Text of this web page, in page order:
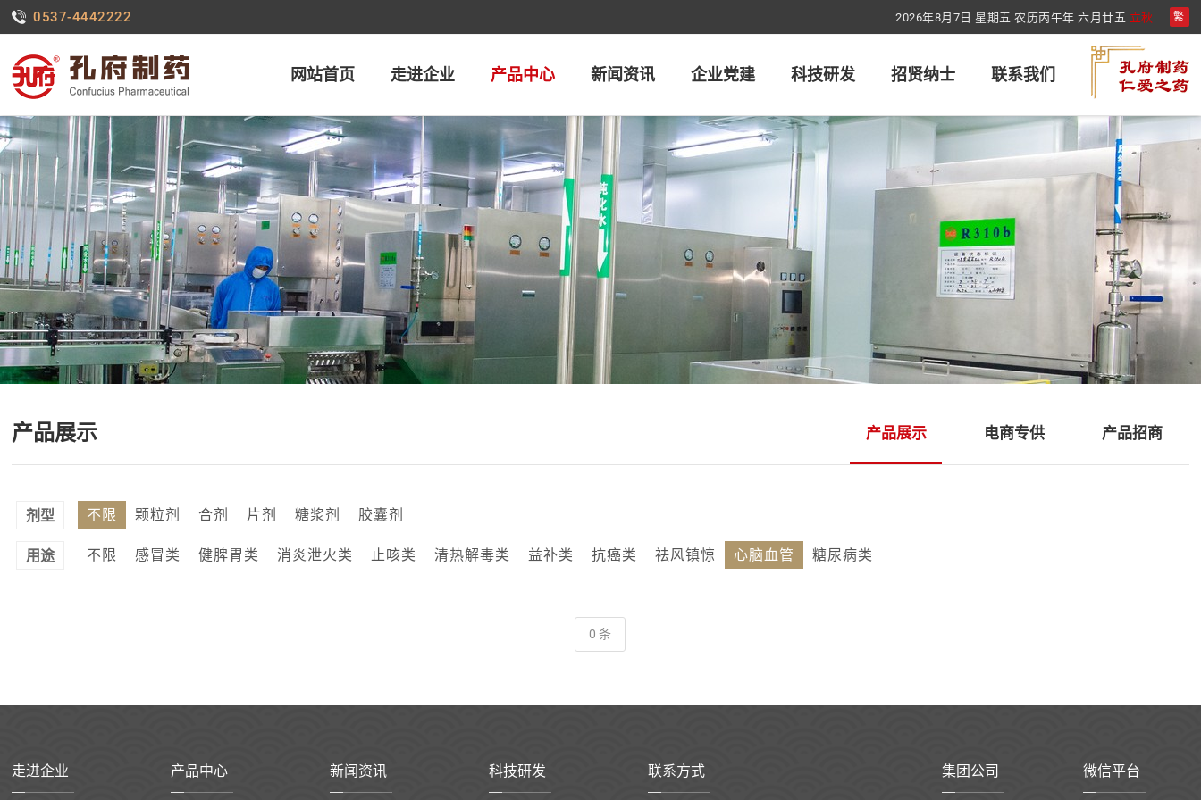
0537-4442222 繁
2026年8月7日 星期五 农历丙午年 六月廿五 立秋
网站首页 走进企业 产品中心 新闻资讯 企业党建 科技研发 招贤纳士 联系我们
产品展示 产品展示 电商专供 产品招商
剂型 不限 颗粒剂 合剂 片剂 糖浆剂 胶囊剂
用途 不限 感冒类 健脾胃类 消炎泄火类 止咳类 清热解毒类 益补类 抗癌类 祛风镇惊 心脑血管 糖尿病类
0 条
走进企业 产品中心 新闻资讯 科技研发 联系方式 集团公司 微信平台